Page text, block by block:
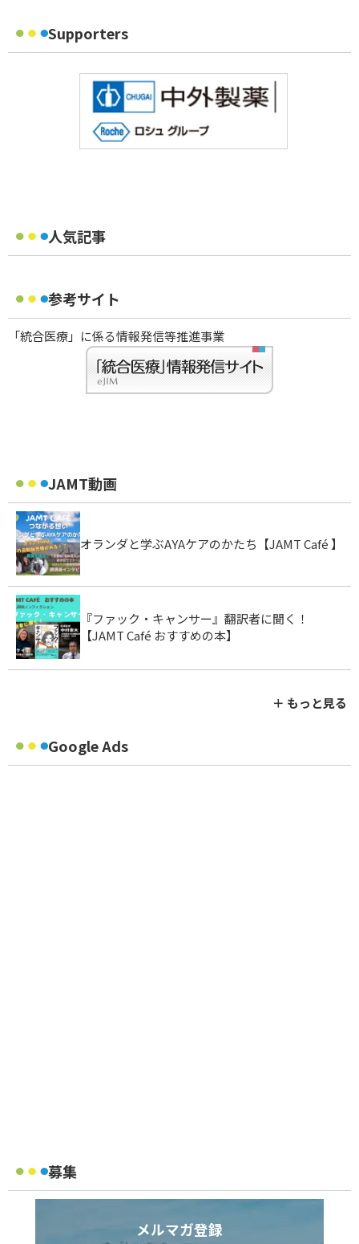
Supporters
人気記事
参考サイト
「統合医療」に係る情報発信等推進事業
JAMT動画
オランダと学ぶAYAケアのかたち【JAMT Café 】
『ファック・キャンサー』翻訳者に聞く！
【JAMT Café おすすめの本】
＋ もっと見る
Google Ads
募集
メルマガ登録